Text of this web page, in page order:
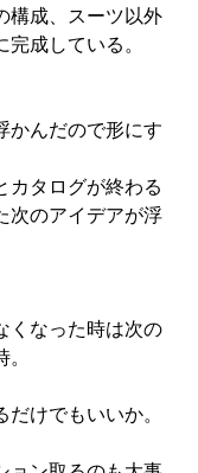
構成、スーツ以外
成している。
かんだので形にす
カタログが終わる
次のアイデアが浮
くなった時は次の
だけでもいいか。